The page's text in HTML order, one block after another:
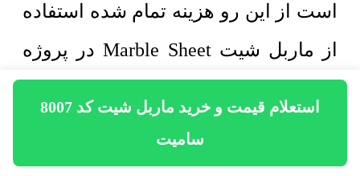
استعلام قیمت و خرید ماربل شیت کد 8007
سامیت
است از این رو هزینه تمام شده استفاده
از ماربل شیت Marble Sheet در پروژه
از چهار لایه مختلف به ترتیب زیر تشکیل